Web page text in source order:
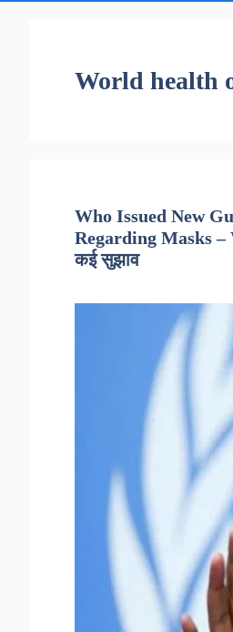
World health
Who Issued New
Regarding Masks –
कई सुझाव